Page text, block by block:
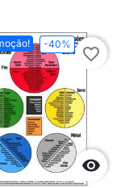
-40%

favorite_border